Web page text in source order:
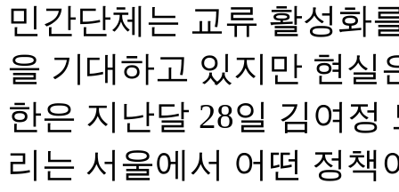
민간단체는 교류 활성화
을 기대하고 있지만 현실
한은 지난달 28일 김여
리는 서울에서 어떤 정책